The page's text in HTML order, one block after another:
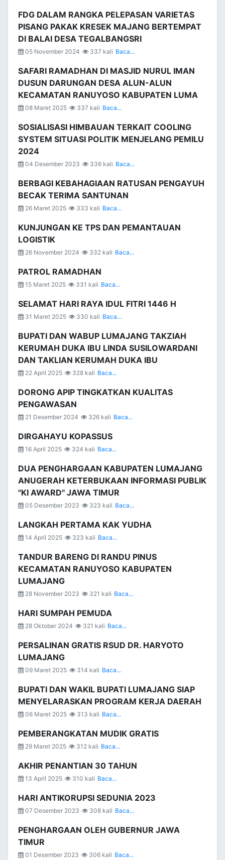
FDG DALAM RANGKA PELEPASAN VARIETAS
PISANG PAKAK KRESEK MAJANG BERTEMPAT
DI BALAI DESA TEGALBANGSRI
05 November 2024 337 kali Baca...
SAFARI RAMADHAN DI MASJID NURUL IMAN
DUSUN DARUNGAN DESA ALUN-ALUN
KECAMATAN RANUYOSO KABUPATEN LUMA
08 Maret 2025 337 kali Baca...
SOSIALISASI HIMBAUAN TERKAIT COOLING
SYSTEM SITUASI POLITIK MENJELANG PEMILU
2024
04 Desember 2023 336 kali Baca...
BERBAGI KEBAHAGIAAN RATUSAN PENGAYUH
BECAK TERIMA SANTUNAN
26 Maret 2025 333 kali Baca...
KUNJUNGAN KE TPS DAN PEMANTAUAN
LOGISTIK
26 November 2024 332 kali Baca...
PATROL RAMADHAN
15 Maret 2025 331 kali Baca...
SELAMAT HARI RAYA IDUL FITRI 1446 H
31 Maret 2025 330 kali Baca...
BUPATI DAN WABUP LUMAJANG TAKZIAH
KERUMAH DUKA IBU LINDA SUSILOWARDANI
DAN TAKLIAN KERUMAH DUKA IBU
22 April 2025 328 kali Baca...
DORONG APIP TINGKATKAN KUALITAS
PENGAWASAN
21 Desember 2024 326 kali Baca...
DIRGAHAYU KOPASSUS
16 April 2025 324 kali Baca...
DUA PENGHARGAAN KABUPATEN LUMAJANG
ANUGERAH KETERBUKAAN INFORMASI PUBLIK
"KI AWARD" JAWA TIMUR
05 Desember 2023 323 kali Baca...
LANGKAH PERTAMA KAK YUDHA
14 April 2025 323 kali Baca...
TANDUR BARENG DI RANDU PINUS
KECAMATAN RANUYOSO KABUPATEN
LUMAJANG
28 November 2023 321 kali Baca...
HARI SUMPAH PEMUDA
28 Oktober 2024 321 kali Baca...
PERSALINAN GRATIS RSUD DR. HARYOTO
LUMAJANG
09 Maret 2025 314 kali Baca...
BUPATI DAN WAKIL BUPATI LUMAJANG SIAP
MENYELARASKAN PROGRAM KERJA DAERAH
06 Maret 2025 313 kali Baca...
PEMBERANGKATAN MUDIK GRATIS
29 Maret 2025 312 kali Baca...
AKHIR PENANTIAN 30 TAHUN
13 April 2025 310 kali Baca...
HARI ANTIKORUPSI SEDUNIA 2023
07 Desember 2023 308 kali Baca...
PENGHARGAAN OLEH GUBERNUR JAWA
TIMUR
01 Desember 2023 306 kali Baca...